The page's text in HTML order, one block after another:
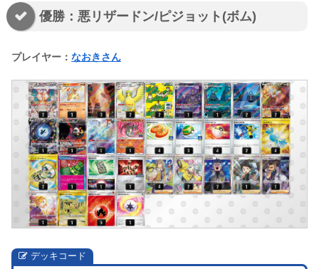
優勝：悪リザードン/ピジョット(ボム)
プレイヤー： なおきさん
デッキコード